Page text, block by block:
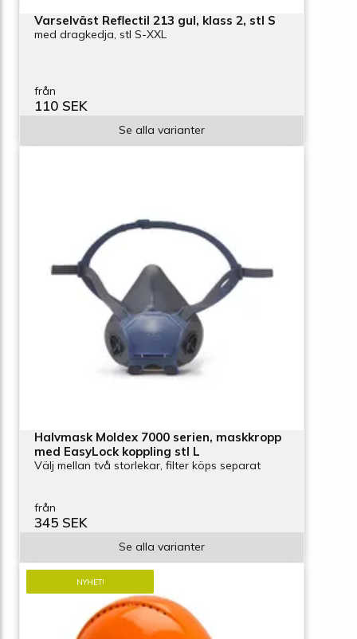
Varselväst Reflectil 213 gul, klass 2, stl S
med dragkedja, stl S-XXL
från
110 SEK
Se alla varianter
Halvmask Moldex 7000 serien, maskkropp
med EasyLock koppling stl L
Välj mellan två storlekar, filter köps separat
från
345 SEK
Se alla varianter
NYHET!